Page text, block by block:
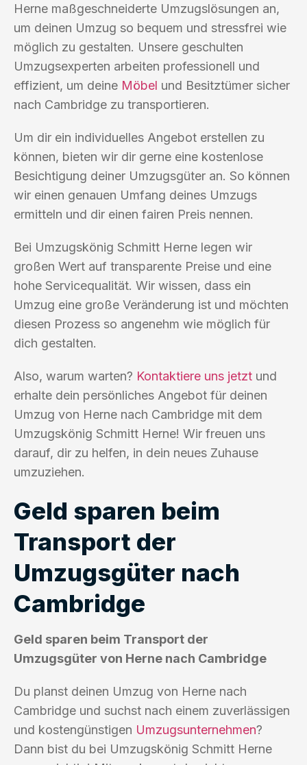
Herne maßgeschneiderte Umzugslösungen an,
um deinen Umzug so bequem und stressfrei wie
möglich zu gestalten. Unsere geschulten
Umzugsexperten arbeiten professionell und
effizient, um deine Möbel und Besitztümer sicher
nach Cambridge zu transportieren.
Um dir ein individuelles Angebot erstellen zu
können, bieten wir dir gerne eine kostenlose
Besichtigung deiner Umzugsgüter an. So können
wir einen genauen Umfang deines Umzugs
ermitteln und dir einen fairen Preis nennen.
Bei Umzugskönig Schmitt Herne legen wir
großen Wert auf transparente Preise und eine
hohe Servicequalität. Wir wissen, dass ein
Umzug eine große Veränderung ist und möchten
diesen Prozess so angenehm wie möglich für
dich gestalten.
Also, warum warten? Kontaktiere uns jetzt und
erhalte dein persönliches Angebot für deinen
Umzug von Herne nach Cambridge mit dem
Umzugskönig Schmitt Herne! Wir freuen uns
darauf, dir zu helfen, in dein neues Zuhause
umzuziehen.
Geld sparen beim
Transport der
Umzugsgüter nach
Cambridge
Geld sparen beim Transport der
Umzugsgüter von Herne nach Cambridge
Du planst deinen Umzug von Herne nach
Cambridge und suchst nach einem zuverlässigen
und kostengünstigen Umzugsunternehmen?
Dann bist du bei Umzugskönig Schmitt Herne